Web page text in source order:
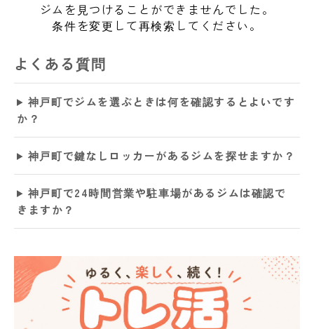
ジムを見つけることができませんでした。
条件を変更して再検索してください。
よくある質問
神戸町でジムを選ぶときは何を確認するとよいです
か？
神戸町で鍵なしロッカーがあるジムを探せますか？
神戸町で24時間営業や駐車場があるジムは確認で
きますか？